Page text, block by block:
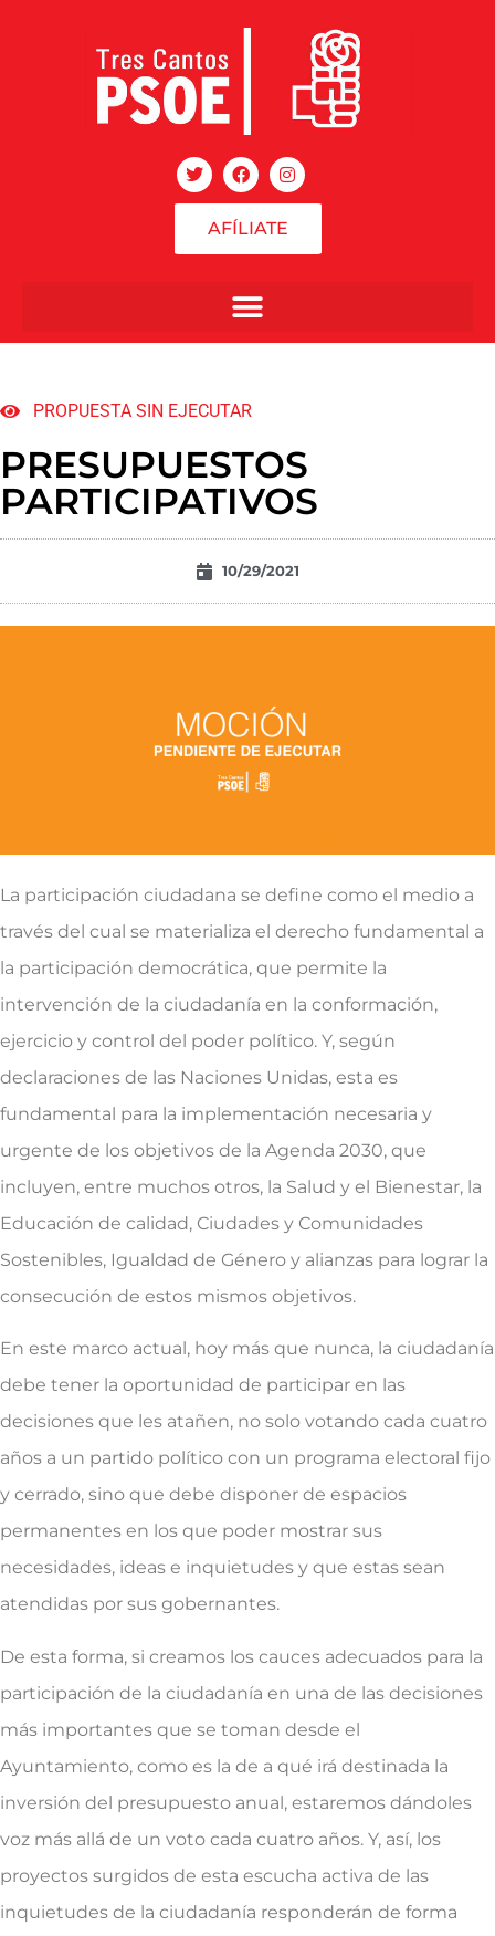
AFÍLIATE
PROPUESTA SIN EJECUTAR
PRESUPUESTOS
PARTICIPATIVOS
10/29/2021
La participación ciudadana se define como el medio a
través del cual se materializa el derecho fundamental a
la participación democrática, que permite la
intervención de la ciudadanía en la conformación,
ejercicio y control del poder político. Y, según
declaraciones de las Naciones Unidas, esta es
fundamental para la implementación necesaria y
urgente de los objetivos de la Agenda 2030, que
incluyen, entre muchos otros, la Salud y el Bienestar, la
Educación de calidad, Ciudades y Comunidades
Sostenibles, Igualdad de Género y alianzas para lograr la
consecución de estos mismos objetivos.
En este marco actual, hoy más que nunca, la ciudadanía
debe tener la oportunidad de participar en las
decisiones que les atañen, no solo votando cada cuatro
años a un partido político con un programa electoral fijo
y cerrado, sino que debe disponer de espacios
permanentes en los que poder mostrar sus
necesidades, ideas e inquietudes y que estas sean
atendidas por sus gobernantes.
De esta forma, si creamos los cauces adecuados para la
participación de la ciudadanía en una de las decisiones
más importantes que se toman desde el
Ayuntamiento, como es la de a qué irá destinada la
inversión del presupuesto anual, estaremos dándoles
voz más allá de un voto cada cuatro años. Y, así, los
proyectos surgidos de esta escucha activa de las
inquietudes de la ciudadanía responderán de forma